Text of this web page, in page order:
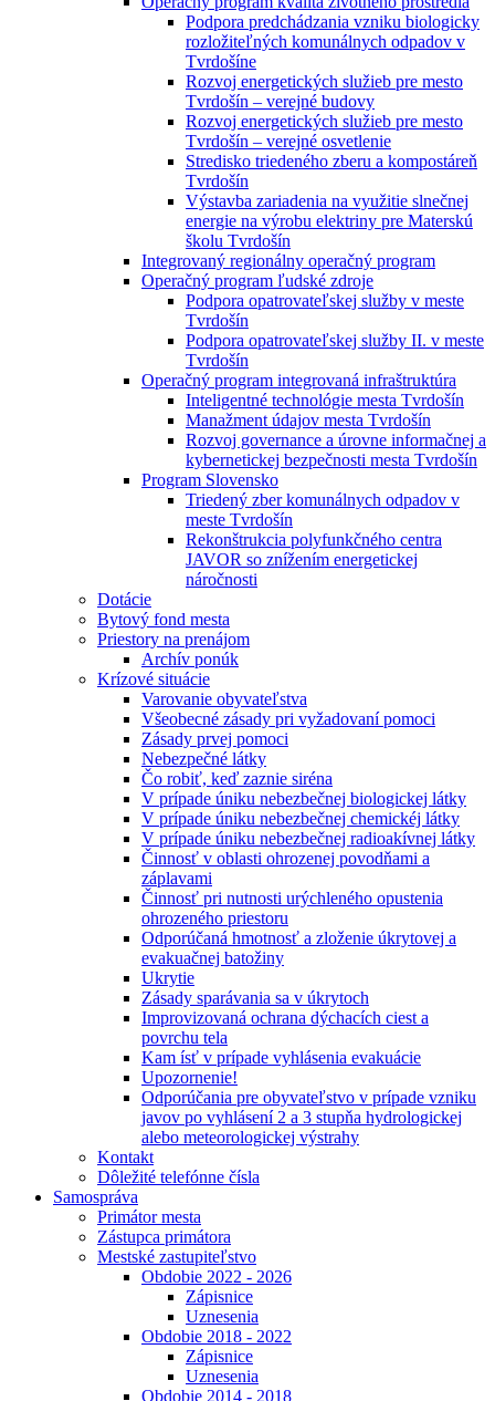
Podpora predchádzania vzniku biologicky
rozložiteľných komunálnych odpadov v
Tvrdošíne
Rozvoj energetických služieb pre mesto
Tvrdošín – verejné budovy
Rozvoj energetických služieb pre mesto
Tvrdošín – verejné osvetlenie
Stredisko triedeného zberu a kompostáreň
Tvrdošín
Výstavba zariadenia na využitie slnečnej
energie na výrobu elektriny pre Materskú
školu Tvrdošín
Integrovaný regionálny operačný program
Operačný program ľudské zdroje
Podpora opatrovateľskej služby v meste
Tvrdošín
Podpora opatrovateľskej služby II. v meste
Tvrdošín
Operačný program integrovaná infraštruktúra
Inteligentné technológie mesta Tvrdošín
Manažment údajov mesta Tvrdošín
Rozvoj governance a úrovne informačnej a
kybernetickej bezpečnosti mesta Tvrdošín
Program Slovensko
Triedený zber komunálnych odpadov v
meste Tvrdošín
Rekonštrukcia polyfunkčného centra
JAVOR so znížením energetickej
náročnosti
Dotácie
Bytový fond mesta
Priestory na prenájom
Archív ponúk
Krízové situácie
Varovanie obyvateľstva
Všeobecné zásady pri vyžadovaní pomoci
Zásady prvej pomoci
Nebezpečné látky
Čo robiť, keď zaznie siréna
V prípade úniku nebezbečnej biologickej látky
V prípade úniku nebezbečnej chemickéj látky
V prípade úniku nebezbečnej radioakívnej látky
Činnosť v oblasti ohrozenej povodňami a
záplavami
Činnosť pri nutnosti urýchleného opustenia
ohrozeného priestoru
Odporúčaná hmotnosť a zloženie úkrytovej a
evakuačnej batožiny
Ukrytie
Zásady sparávania sa v úkrytoch
Improvizovaná ochrana dýchacích ciest a
povrchu tela
Kam ísť v prípade vyhlásenia evakuácie
Upozornenie!
Odporúčania pre obyvateľstvo v prípade vzniku
javov po vyhlásení 2 a 3 stupňa hydrologickej
alebo meteorologickej výstrahy
Kontakt
Dôležité telefónne čísla
Samospráva
Primátor mesta
Zástupca primátora
Mestské zastupiteľstvo
Obdobie 2022 - 2026
Zápisnice
Uznesenia
Obdobie 2018 - 2022
Zápisnice
Uznesenia
Obdobie 2014 - 2018